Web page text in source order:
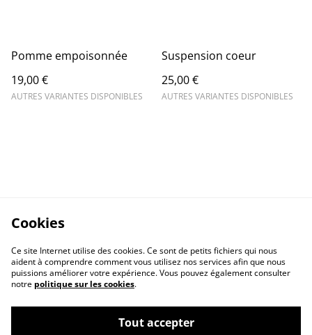
Pomme empoisonnée
19,00 €
AUTRES VARIANTES DISPONIBLES
Suspension coeur
25,00 €
AUTRES VARIANTES DISPONIBLES
Cookies
Ce site Internet utilise des cookies. Ce sont de petits fichiers qui nous
aident à comprendre comment vous utilisez nos services afin que nous
puissions améliorer votre expérience. Vous pouvez également consulter
notre politique sur les cookies.
Tout accepter